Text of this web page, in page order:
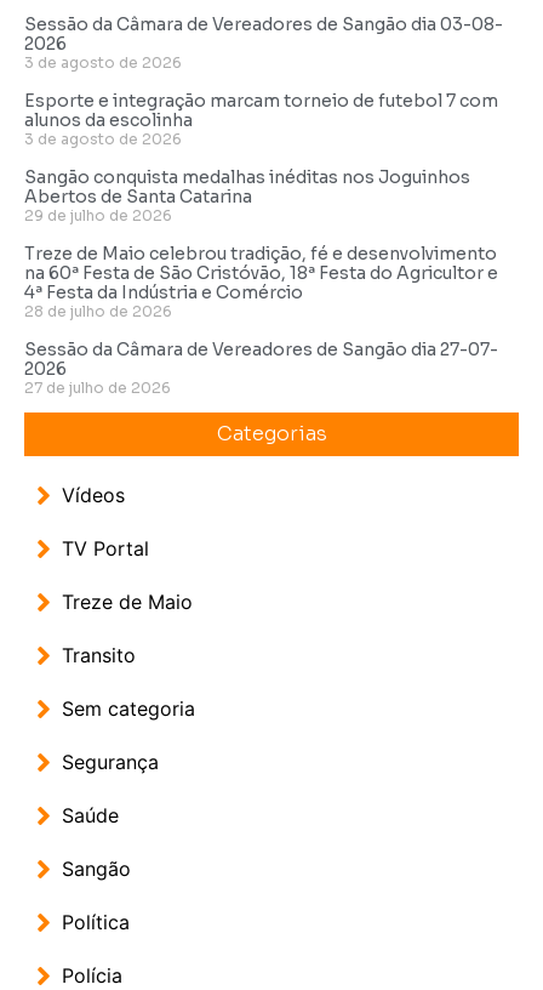
Sessão da Câmara de Vereadores de Sangão dia 03-08-
2026
3 de agosto de 2026
Esporte e integração marcam torneio de futebol 7 com
alunos da escolinha
3 de agosto de 2026
Sangão conquista medalhas inéditas nos Joguinhos
Abertos de Santa Catarina
29 de julho de 2026
Treze de Maio celebrou tradição, fé e desenvolvimento
na 60ª Festa de São Cristóvão, 18ª Festa do Agricultor e
4ª Festa da Indústria e Comércio
28 de julho de 2026
Sessão da Câmara de Vereadores de Sangão dia 27-07-
2026
27 de julho de 2026
Categorias
Vídeos
TV Portal
Treze de Maio
Transito
Sem categoria
Segurança
Saúde
Sangão
Política
Polícia